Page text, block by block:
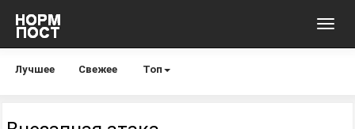
Лучшее Свежее Топ